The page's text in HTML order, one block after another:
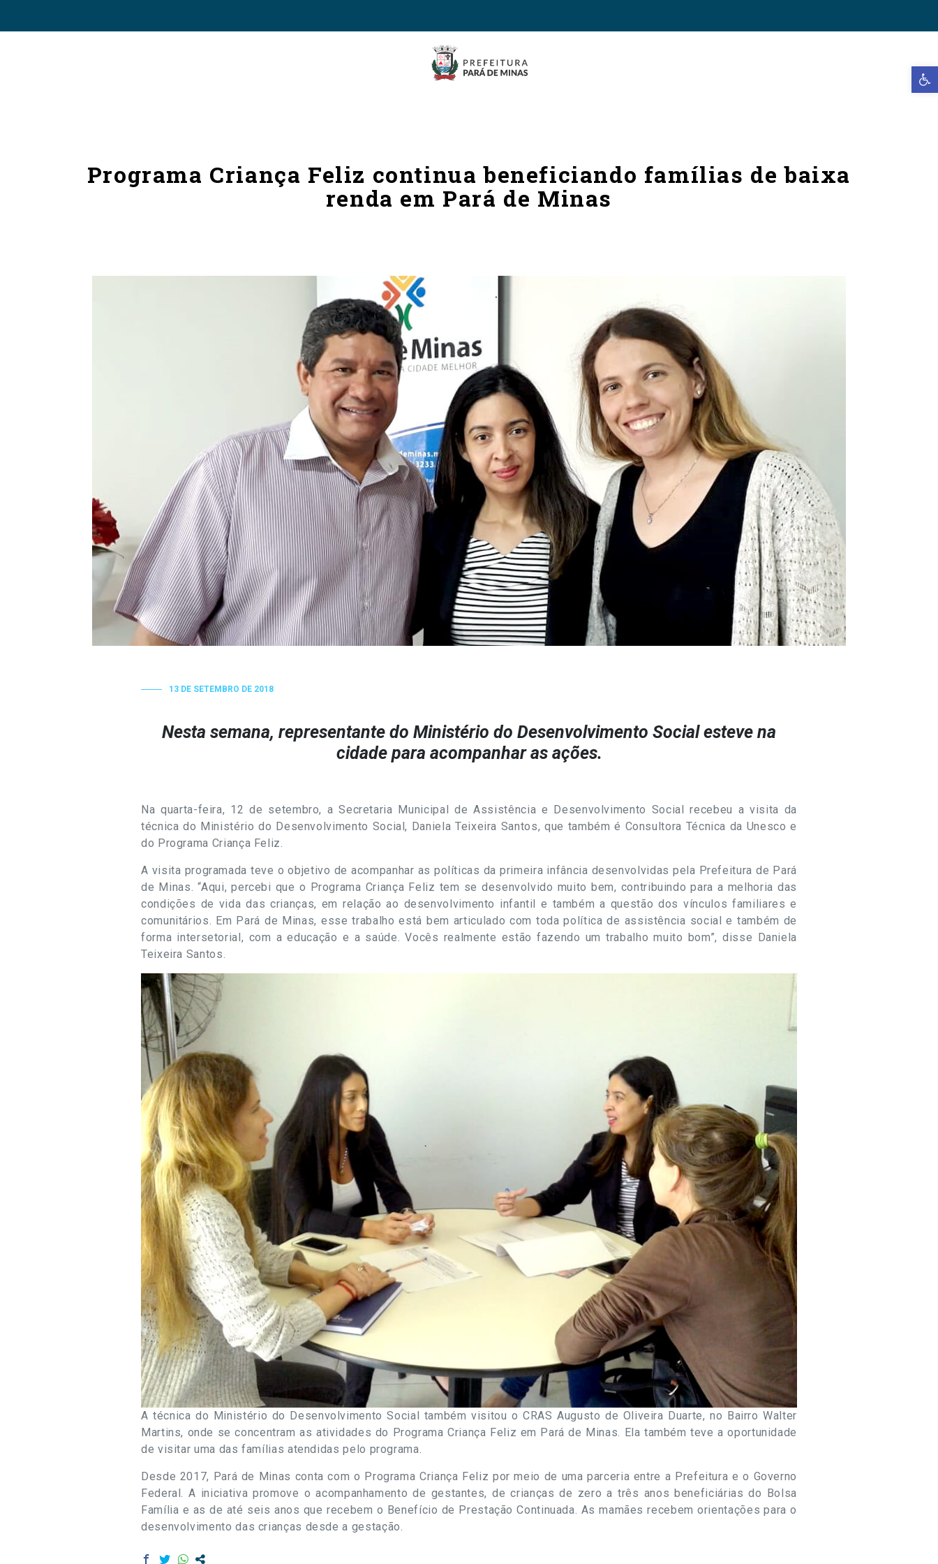
Programa Criança Feliz continua beneficiando famílias de baixa
renda em Pará de Minas
13 DE SETEMBRO DE 2018
Nesta semana, representante do Ministério do Desenvolvimento Social esteve na
cidade para acompanhar as ações.
Na quarta-feira, 12 de setembro, a Secretaria Municipal de Assistência e Desenvolvimento Social recebeu a visita da
técnica do Ministério do Desenvolvimento Social, Daniela Teixeira Santos, que também é Consultora Técnica da Unesco e
do Programa Criança Feliz.
A visita programada teve o objetivo de acompanhar as políticas da primeira infância desenvolvidas pela Prefeitura de Pará
de Minas. “Aqui, percebi que o Programa Criança Feliz tem se desenvolvido muito bem, contribuindo para a melhoria das
condições de vida das crianças, em relação ao desenvolvimento infantil e também a questão dos vínculos familiares e
comunitários. Em Pará de Minas, esse trabalho está bem articulado com toda política de assistência social e também de
forma intersetorial, com a educação e a saúde. Vocês realmente estão fazendo um trabalho muito bom”, disse Daniela
Teixeira Santos.
A técnica do Ministério do Desenvolvimento Social também visitou o CRAS Augusto de Oliveira Duarte, no Bairro Walter
Martins, onde se concentram as atividades do Programa Criança Feliz em Pará de Minas. Ela também teve a oportunidade
de visitar uma das famílias atendidas pelo programa.
Desde 2017, Pará de Minas conta com o Programa Criança Feliz por meio de uma parceria entre a Prefeitura e o Governo
Federal. A iniciativa promove o acompanhamento de gestantes, de crianças de zero a três anos beneficiárias do Bolsa
Família e as de até seis anos que recebem o Benefício de Prestação Continuada. As mamães recebem orientações para o
desenvolvimento das crianças desde a gestação.